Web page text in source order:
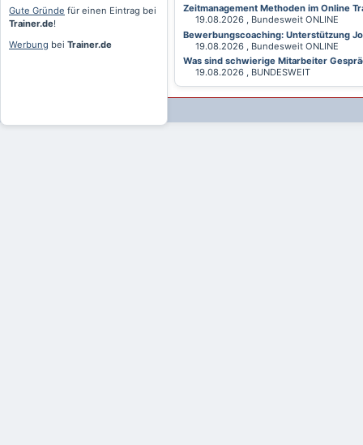
Gute Gründe für einen Eintrag bei
Trainer.de!
Werbung bei Trainer.de
Zeitmanagement Methoden im Online
19.08.2026 , Bundesweit ONLINE
Bewerbungscoaching: Unterstützung
19.08.2026 , Bundesweit ONLINE
Was sind schwierige Mitarbeiter
19.08.2026 , BUNDESWEIT